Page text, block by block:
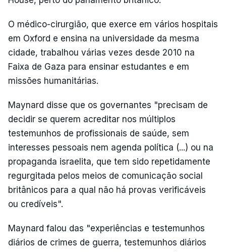
O médico-cirurgião, que exerce em vários hospitais
em Oxford e ensina na universidade da mesma
cidade, trabalhou várias vezes desde 2010 na
Faixa de Gaza para ensinar estudantes e em
missões humanitárias.
Maynard disse que os governantes "precisam de
decidir se querem acreditar nos múltiplos
testemunhos de profissionais de saúde, sem
interesses pessoais nem agenda política (...) ou na
propaganda israelita, que tem sido repetidamente
regurgitada pelos meios de comunicação social
britânicos para a qual não há provas verificáveis
ou credíveis".
Maynard falou das "experiências e testemunhos
diários de crimes de guerra, testemunhos diários